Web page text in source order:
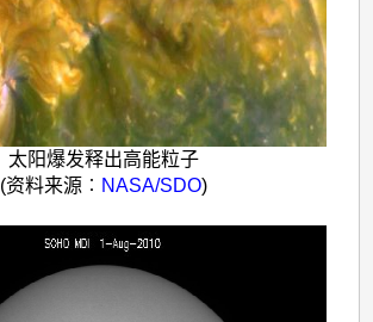
太阳爆发释出高能粒子
(资料来源︰ NASA/SDO)